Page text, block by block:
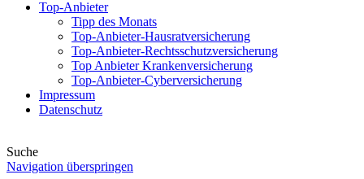
Top-Anbieter
Tipp des Monats
Top-Anbieter-Hausratversicherung
Top-Anbieter-Rechtsschutzversicherung
Top Anbieter Krankenversicherung
Top-Anbieter-Cyberversicherung
Impressum
Datenschutz
Suche
Navigation überspringen